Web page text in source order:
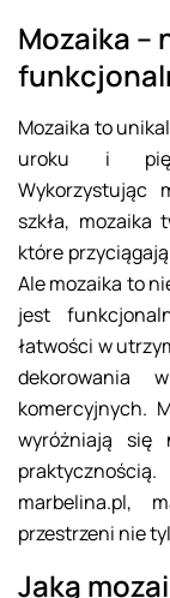
Mozaika –
Mozaika to
uroku i
Wykorzystując
szkła, mozaika
które
Ale mozaika to
jest
łatwości w
dekorowania
komercyjnych.
wyróżniają się
marbelina.pl,
przestrzeni nie
Jaką